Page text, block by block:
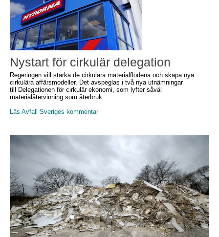
Nystart för cirkulär delegation
Regeringen vill stärka de cirkulära materialflödena och skapa nya
cirkulära affärsmodeller. Det avspeglas i två nya utnämningar
till Delegationen för cirkulär ekonomi, som lyfter såväl
materialåtervinning som återbruk.
Läs Avfall Sveriges kommentar